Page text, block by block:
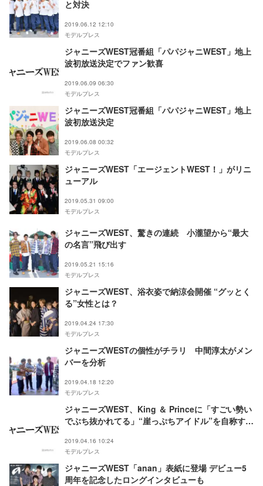
と対決
2019.06.12 12:10
モデルプレス
ジャニーズWEST冠番組「パパジャニWEST」地上
波初放送決定でファン歓喜
2019.06.09 06:30
モデルプレス
ジャニーズWEST冠番組「パパジャニWEST」地上
波初放送決定
2019.06.08 00:32
モデルプレス
ジャニーズWEST「エージェントWEST！」がリニ
ューアル
2019.05.31 09:00
モデルプレス
ジャニーズWEST、驚きの連続 小瀧望から“最大
の名言”飛び出す
2019.05.21 15:16
モデルプレス
ジャニーズWEST、浴衣姿で納涼会開催 “グッとく
る”女性とは？
2019.04.24 17:30
モデルプレス
ジャニーズWESTの個性がチラリ 中間淳太がメン
バーを分析
2019.04.18 12:20
モデルプレス
ジャニーズWEST、King ＆ Princeに「すごい勢い
でぶち抜かれてる」“崖っぷちアイドル”を自称する
2019.04.16 10:24
モデルプレス
ジャニーズWEST「anan」表紙に登場 デビュー5
周年を記念したロングインタビューも